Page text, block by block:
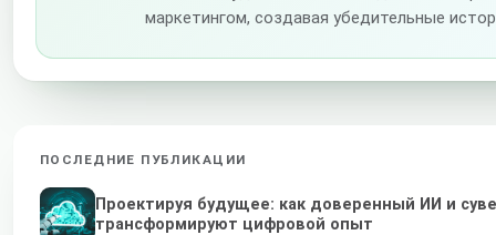
маркетингом, создавая убедительные
ПОСЛЕДНИЕ ПУБЛИКАЦИИ
Проектируя будущее: как доверенный ИИ и
трансформируют цифровой опыт